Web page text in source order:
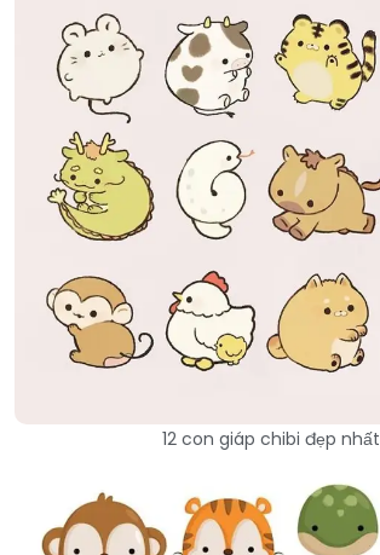
12 con giáp chibi đẹp nhất